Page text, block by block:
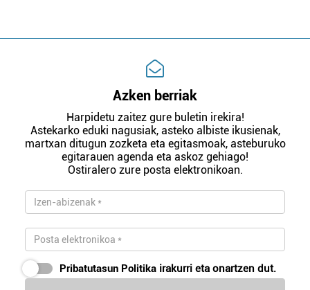
Azken berriak
Harpidetu zaitez gure buletin irekira!
Astekarko eduki nagusiak, asteko albiste ikusienak,
martxan ditugun zozketa eta egitasmoak, asteburuko
egitarauen agenda eta askoz gehiago!
Ostiralero zure posta elektronikoan.
Pribatutasun Politika irakurri eta onartzen dut.